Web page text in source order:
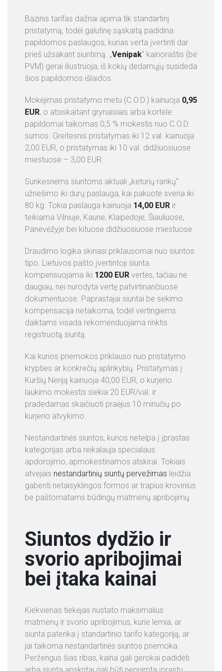
Bazinis tarifas dažnai apima tik standartinį
pristatymą, todėl galutinę sąskaitą padidina
papildomos paslaugos, kurias verta įvertinti dar
prieš užsakant siuntimą. „Venipak“ kainoraštis (be
PVM) gerai iliustruoja, iš kokių dedamųjų susideda
šios papildomos išlaidos.
Mokėjimas pristatymo metu (C.O.D.) kainuoja 0,95
EUR, o atsiskaitant grynaisiais arba kortele
papildomai taikomas 0,5 % mokestis nuo C.O.D.
sumos. Greitesnis pristatymas iki 12 val. kainuoja
2,00 EUR, o pristatymas iki 10 val. didžiuosiuose
miestuose – 3,00 EUR.
Sunkesnėms siuntoms aktuali „keturių rankų“
užnešimo iki durų paslauga, kai pakuotė sveria iki
80 kg. Tokia paslauga kainuoja 14,00 EUR ir
teikiama Vilniuje, Kaune, Klaipėdoje, Šiauliuose,
Panevėžyje bei kituose didžiuosiuose miestuose.
Draudimo logika skiriasi priklausomai nuo siuntos
tipo. Lietuvos pašto įvertintoji siunta
kompensuojama iki 1200 EUR vertės, tačiau ne
daugiau, nei nurodyta vertę patvirtinančiuose
dokumentuose. Paprastajai siuntai be sekimo
kompensacija netaikoma, todėl vertingiems
daiktams visada rekomenduojama rinktis
registruotą siuntą.
Kai kurios priemokos priklauso nuo pristatymo
krypties ar konkrečių aplinkybių. Pristatymas į
Kuršių Neriją kainuoja 40,00 EUR, o kurjerio
laukimo mokestis siekia 20 EUR/val. ir
pradedamas skaičiuoti praėjus 10 minučių po
kurjerio atvykimo.
Nestandartinės siuntos, kurios netelpa į įprastas
kategorijas arba reikalauja specialaus
apdorojimo, apmokestinamos atskirai. Tokiais
atvejais nestandartinių siuntų pervežimas leidžia
gabenti netaisyklingos formos ar trapius krovinius
be paštomatams būdingų matmenų apribojimų.
Siuntos dydžio ir
svorio apribojimai
bei įtaka kainai
Kiekvienas tiekėjas nustato maksimalius
matmenų ir svorio apribojimus, kurie lemia, ar
siunta patenka į standartinio tarifo kategoriją, ar
jai taikoma nestandartinės siuntos priemoka.
Peržengus šias ribas, kaina gali gerokai padidėti